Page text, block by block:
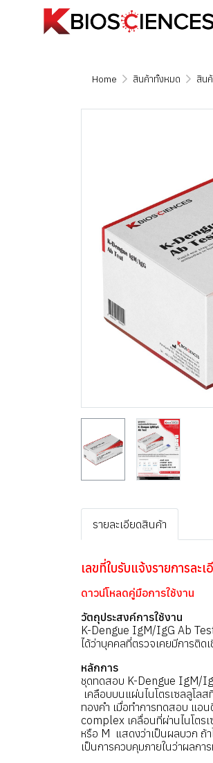
Home สินค้าทั้งหมด สิน
รายละเอียดสินค้า
เลขที่ใบรับแจ้งรายการล
ดาวน์โหลดคู่มือการใช้งาน
วัตถุประสงค์การใช้งาน
K-Dengue IgM/IgG Ab
ได้ว่าบุคคลที่ตรวจเคยมีการติด
หลักการ
ชุดทดสอบ K-Dengue IgM/
เคลือบบนแผ่นไนโตรเซลลูโล
ทองคำ เมื่อทำการทดสอบ แอ
complex เคลื่อนที่ผ่านไนโตร
หรือ M แสดงว่าเป็นผลบวก ถ้
เป็นการควบคุมภายในว่าผลก